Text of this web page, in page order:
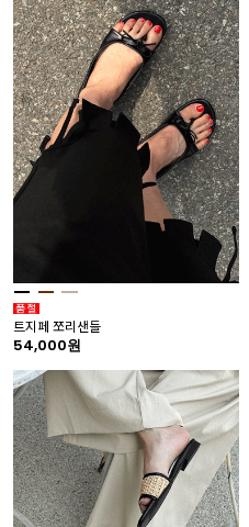
트지페 쪼리샌들
54,000원